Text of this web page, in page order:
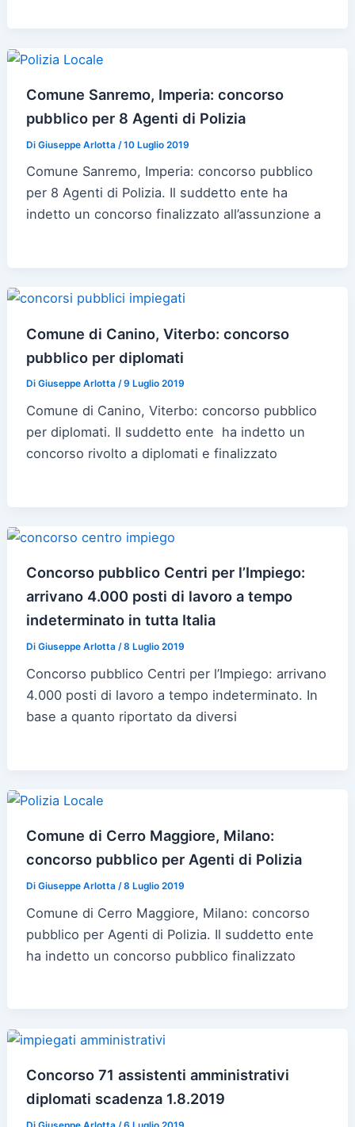
Comune Sanremo, Imperia: concorso
pubblico per 8 Agenti di Polizia
DiGiuseppe Arlotta /10 Luglio 2019
Comune Sanremo, Imperia: concorso pubblico
per 8 Agenti di Polizia. Il suddetto ente ha
indetto un concorso finalizzato all’assunzione a
Comune di Canino, Viterbo: concorso
pubblico per diplomati
DiGiuseppe Arlotta/9 Luglio 2019
Comune di Canino, Viterbo: concorso pubblico
per diplomati. Il suddetto ente ha indetto un
concorso rivolto a diplomati e finalizzato
Concorso pubblico Centri per l’Impiego:
arrivano 4.000 posti di lavoro a tempo
indeterminato in tutta Italia
DiGiuseppe Arlotta/8 Luglio 2019
Concorso pubblico Centri per l’Impiego: arrivano
4.000 posti di lavoro a tempo indeterminato. In
base a quanto riportato da diversi
Comune di Cerro Maggiore, Milano:
concorso pubblico per Agenti di Polizia
DiGiuseppe Arlotta/8 Luglio 2019
Comune di Cerro Maggiore, Milano: concorso
pubblico per Agenti di Polizia. Il suddetto ente
ha indetto un concorso pubblico finalizzato
Concorso 71 assistenti amministrativi
diplomati scadenza 1.8.2019